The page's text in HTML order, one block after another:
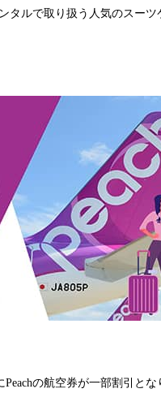
タルで取り扱う人気のスー
の航空券が一部割引とな